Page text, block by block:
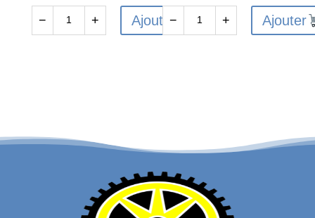
en
− + Ajouter
acier
10.9
bruni
-
− + Ajouter